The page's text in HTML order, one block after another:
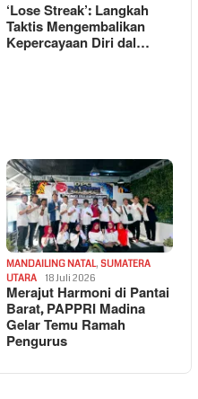
‘Lose Streak’: Langkah
Taktis Mengembalikan
Kepercayaan Diri dal…
MANDAILING NATAL, SUMATERA
UTARA
18 Juli 2026
Merajut Harmoni di Pantai
Barat, PAPPRI Madina
Gelar Temu Ramah
Pengurus